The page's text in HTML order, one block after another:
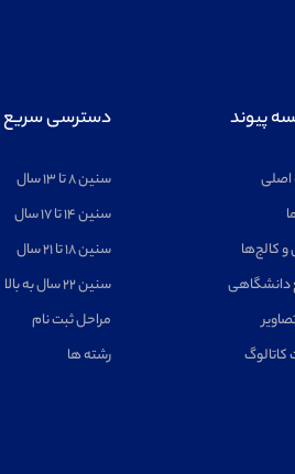
پیوند
کالج‌ها
دانشگاهی
کاتالوگ
دسترسی سریع
سنین ۸ تا ۱۳ سال
سنین ۱۴ تا ۱۷ سال
سنین ۱۸ تا ۲۱ سال
سنین ۲۲ سال به بالا
مراحل ثبت نام
رشته ها